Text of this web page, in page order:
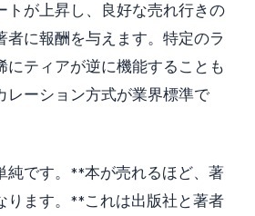
トが上昇し、良好な売れ行きの
者に報酬を与えます。特定のラ
にティアが逆に機能することも
レーション方式が業界標準で
純です。**本が売れるほど、著
ります。**これは出版社と著者